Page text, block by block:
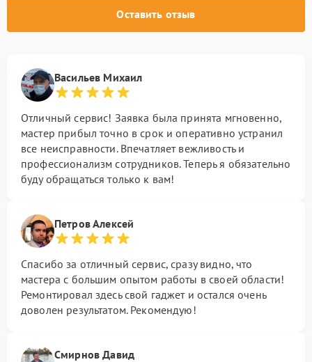
Оставить отзыв
Васильев Михаил
Отличный сервис! Заявка была принята мгновенно,
мастер прибыл точно в срок и оперативно устранил
все неисправности. Впечатляет вежливость и
профессионализм сотрудников. Теперь я обязательно
буду обращаться только к вам!
Петров Алексей
Спасибо за отличный сервис, сразу видно, что
мастера с большим опытом работы в своей области!
Ремонтировал здесь свой гаджет и остался очень
доволен результатом. Рекомендую!
Смирнов Давид